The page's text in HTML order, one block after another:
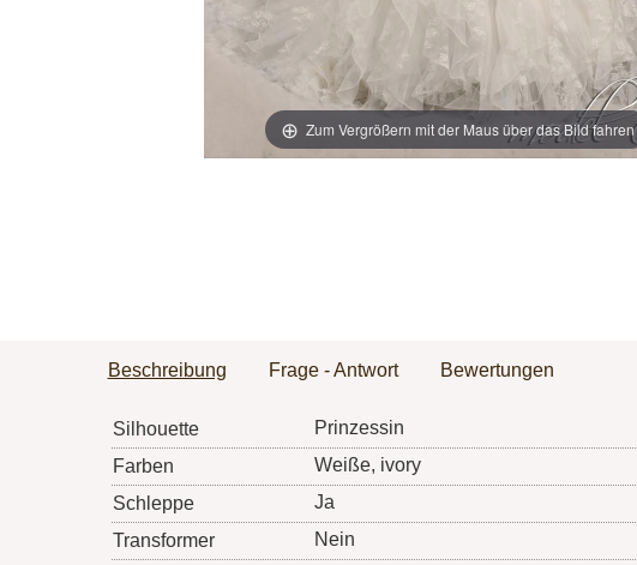
Zum Vergrößern mit der Maus über das Bild fahren
Beschreibung Frage - Antwort Bewertungen
Silhouette
Prinzessin
Farben
Weiße, ivory
Schleppe
Ja
Transformer
Nein